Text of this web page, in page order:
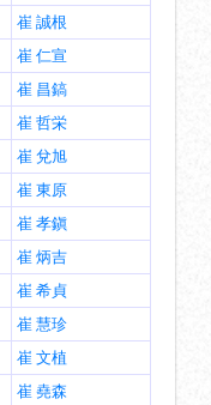
崔 誠根
崔 仁宣
崔 昌鎬
崔 哲栄
崔 兌旭
崔 東原
崔 孝鎭
崔 炳吉
崔 希貞
崔 慧珍
崔 文植
崔 堯森